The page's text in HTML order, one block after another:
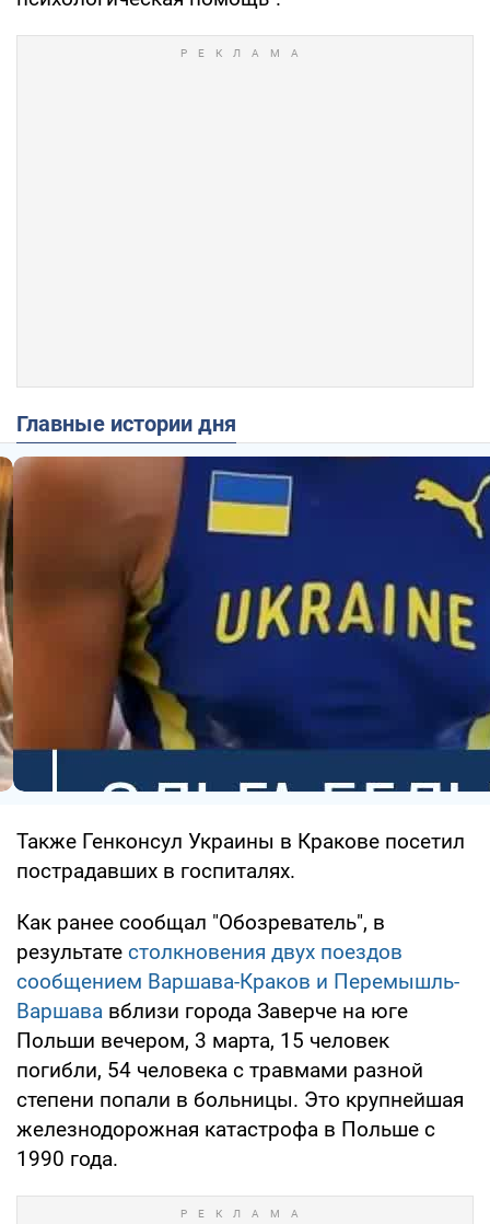
Главные истории дня
Также Генконсул Украины в Кракове посетил
пострадавших в госпиталях.
Как ранее сообщал "Обозреватель", в
результате столкновения двух поездов
сообщением Варшава-Краков и Перемышль-
Варшава вблизи города Заверче на юге
Польши вечером, 3 марта, 15 человек
погибли, 54 человека с травмами разной
степени попали в больницы. Это крупнейшая
железнодорожная катастрофа в Польше с
1990 года.